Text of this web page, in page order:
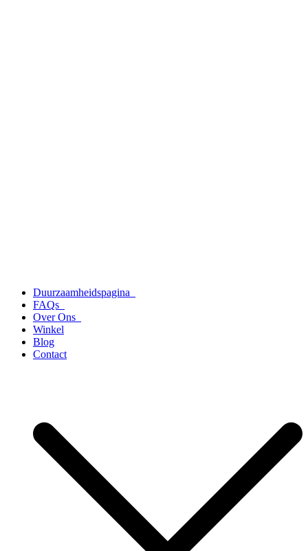
Duurzaamheidspagina
FAQs
Over Ons
Winkel
Blog
Contact